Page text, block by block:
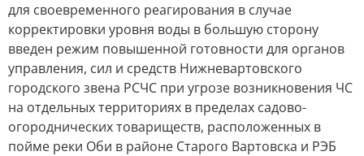
для своевременного реагирования в случае
корректировки уровня воды в большую сторону
введен режим повышенной готовности для органов
управления, сил и средств Нижневартовского
городского звена РСЧС при угрозе возникновения ЧС
на отдельных территориях в пределах садово-
огороднических товариществ, расположенных в
пойме реки Оби в районе Старого Вартовска и РЭБ